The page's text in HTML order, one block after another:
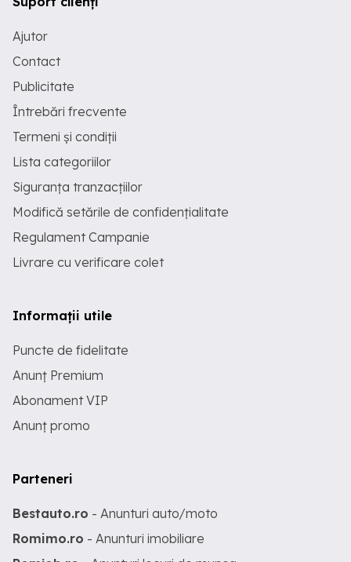
Ajutor
Contact
Publicitate
Întrebări frecvente
Termeni și condiții
Lista categoriilor
Siguranța tranzacțiilor
Modifică setările de confidențialitate
Regulament Campanie
Livrare cu verificare colet
Informații utile
Puncte de fidelitate
Anunț Premium
Abonament VIP
Anunț promo
Parteneri
Bestauto.ro - Anunturi auto/moto
Romimo.ro - Anunturi imobiliare